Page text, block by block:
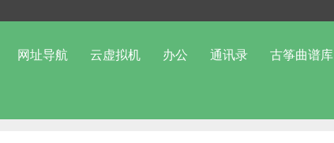
网址导航 云虚拟机 办公 通讯录 古筝曲谱库